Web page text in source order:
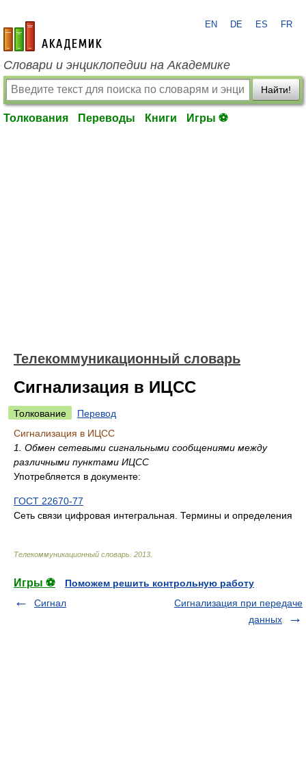
academic.ru
EN DE ES FR
Словари и энциклопедии на Академике
Найти!
Толкования Переводы Книги Игры ⚽
Телекоммуникационный словарь
Сигнализация в ИЦСС
Толкование
Перевод
Сигнализация в ИЦСС
1. Обмен сетевыми сигнальными сообщениями между
различными пунктами ИЦСС
Употребляется в документе:
ГОСТ 22670-77
Сеть связи цифровая интегральная. Термины и определения
Телекоммуникационный словарь 2013
Игры ⚽
Поможем решить контрольную работу
Сигнал
Сигнализация при передаче
данных